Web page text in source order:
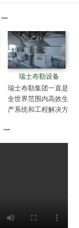
瑞士布勒设备
瑞士布勒集团一直是
全世界范围内高效生
产系统和工程解决方
为粮食与食品等工业
设计和建造世界一流